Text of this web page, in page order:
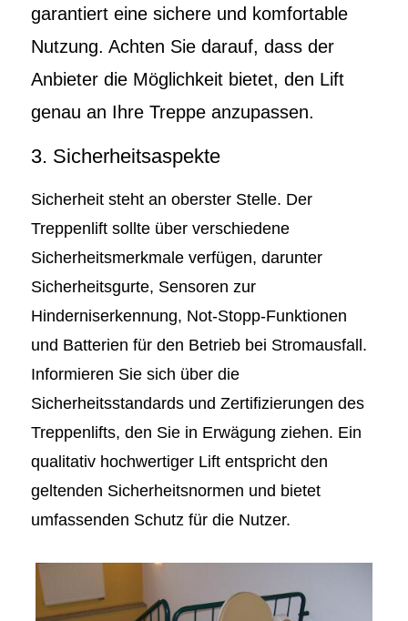
garantiert eine sichere und komfortable
Nutzung. Achten Sie darauf, dass der
Anbieter die Möglichkeit bietet, den Lift
genau an Ihre Treppe anzupassen.
3. Sicherheitsaspekte
Sicherheit steht an oberster Stelle. Der
Treppenlift sollte über verschiedene
Sicherheitsmerkmale verfügen, darunter
Sicherheitsgurte, Sensoren zur
Hinderniserkennung, Not-Stopp-Funktionen
und Batterien für den Betrieb bei Stromausfall.
Informieren Sie sich über die
Sicherheitsstandards und Zertifizierungen des
Treppenlifts, den Sie in Erwägung ziehen. Ein
qualitativ hochwertiger Lift entspricht den
geltenden Sicherheitsnormen und bietet
umfassenden Schutz für die Nutzer.